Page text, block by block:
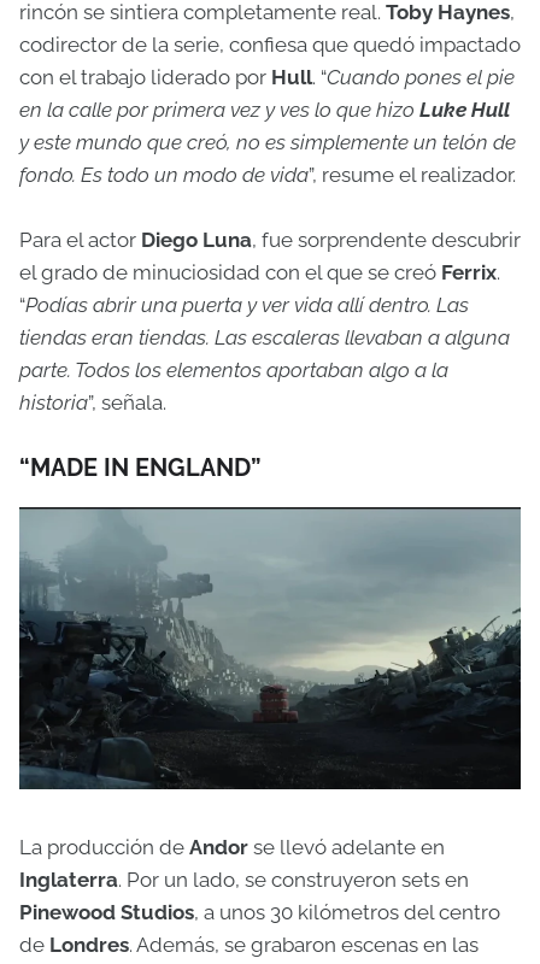
rincón se sintiera completamente real. Toby Haynes,
codirector de la serie, confiesa que quedó impactado
con el trabajo liderado por Hull. “Cuando pones el pie
en la calle por primera vez y ves lo que hizo Luke Hull
y este mundo que creó, no es simplemente un telón de
fondo. Es todo un modo de vida”, resume el realizador.
Para el actor Diego Luna, fue sorprendente descubrir
el grado de minuciosidad con el que se creó Ferrix.
“Podías abrir una puerta y ver vida allí dentro. Las
tiendas eran tiendas. Las escaleras llevaban a alguna
parte. Todos los elementos aportaban algo a la
historia”, señala.
“MADE IN ENGLAND”
La producción de Andor se llevó adelante en
Inglaterra. Por un lado, se construyeron sets en
Pinewood Studios, a unos 30 kilómetros del centro
de Londres. Además, se grabaron escenas en las